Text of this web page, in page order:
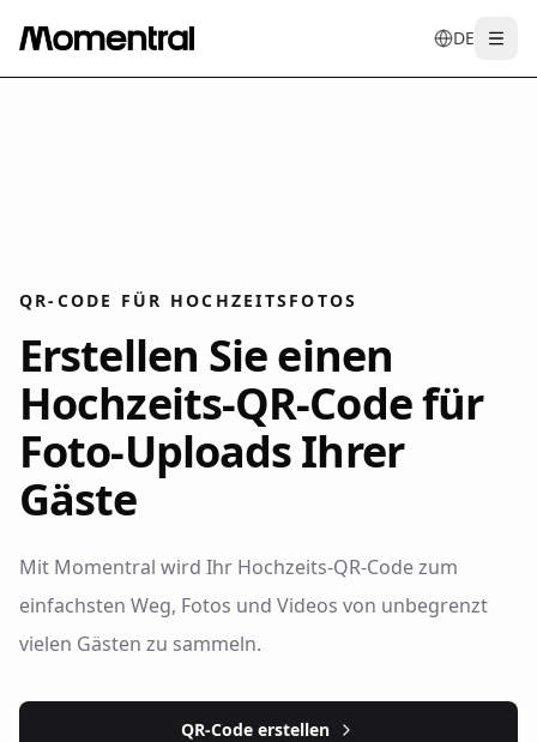
DE
entrdees
QR-CODE FÜR HOCHZEITSFOTOS
Erstellen Sie einen
Hochzeits-QR-Code für
Foto-Uploads Ihrer
Gäste
Mit Momentral wird Ihr Hochzeits-QR-Code zum
einfachsten Weg, Fotos und Videos von unbegrenzt
vielen Gästen zu sammeln.
QR-Code erstellen